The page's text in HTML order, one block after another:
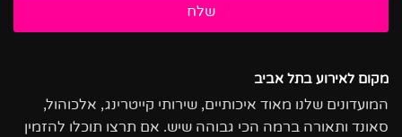
מקום לאירוע בתל אביב
המועדונים שלנו מאוד איכותיים, שירותי קייטרינג, אלכוהול,
סאונד ותאורה ברמה הכי גבוהה שיש. אם תרצו תוכלו להזמין